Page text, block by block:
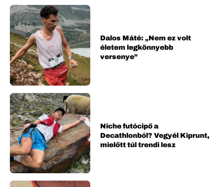
Dalos Máté: „Nem ez volt
életem legkönnyebb
versenye”
Niche futócipő a
Decathlonból? Vegyél Kiprunt,
mielőtt túl trendi lesz